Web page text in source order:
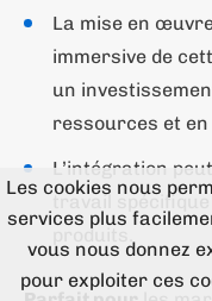
La mise en
immersive de
un
ressources et en
L’intégration
travail
produits.
Les cookies nous
services plus
vous nous donnez
pour exploiter ces